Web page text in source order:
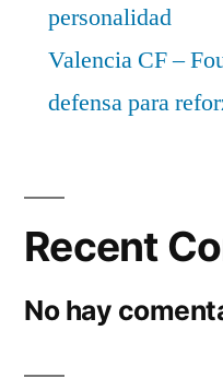
personalidad
Valencia CF –
defensa para
Recent
No hay